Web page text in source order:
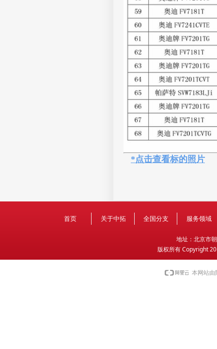
*点击查看标的照片
首页 关于中拓 全国分支 服务领域
地址：北京市
版权所有 Copyright
本网站由